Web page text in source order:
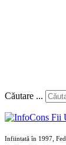
Căutare ...
Infiintată în 1997,